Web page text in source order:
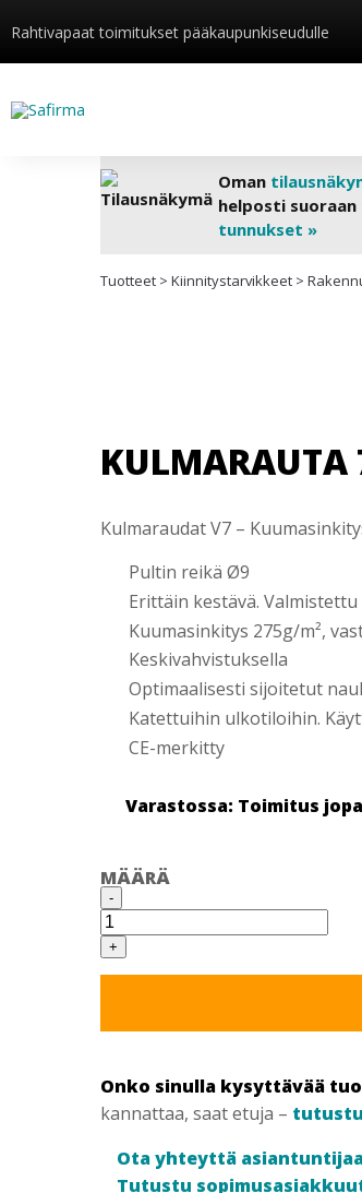
Rahtivapaat toimitukset pääkaupunkiseudulle
Oman
helposti
tunnukset »
Tuotteet > Kiinnitys­tarvikkeet >
KULMARAUTA
Kulmaraudat V7 –
Pultin reikä Ø9
Erittäin kestävä.
Kuumasinkitys 275g/m²,
Keskivahvistuksella
Optimaalisesti sijoitetut
Katettuihin ulkotiloihin.
CE-merkitty
Varastossa: Toimitus
MÄÄRÄ
KULMARAUTA
70X70X2,0X55
VAHVISTETTU
50
KPL/LTK
PASLODE
-
+
Onko sinulla kysyttävää
kannattaa, saat etuja –
Ota yhteyttä
Tutustu